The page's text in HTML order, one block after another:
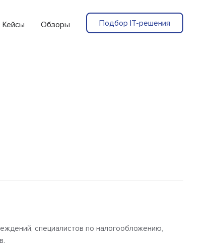
Кейсы Обзоры Подбор IT-решения
специалистов по налогообложению,